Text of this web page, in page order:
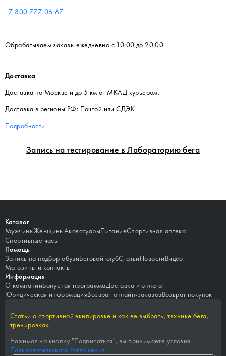
Запись на тестирование в Лабораторию бега
+7 800 777-06-67
Обрабатываем заказы ежедневно с 10:00 до 20:00.
Доставка
Доставка по Москве и до 5 км от МКАД курьером.
Доставка в регионы РФ: Почтой или СДЭК
Подробности
Каталог
МужчиныЖенщиныАксессуарыПитаниеСпортивная аптека
Спортивные часы
Помощь
Запись на подбор обувиБеговой клубСтатьиНовостиВидео
Магазины и контакты
Информация
О компанииБонусная программаДоставка и оплата
Юридическая информацияВозврат онлайн-заказовВозврат покупок
Статьи о спортивной экипировке и как ее выбрать, технике бега,
тренировках.
Нажимая на кнопку "Подписаться", вы принимаете условия
Пользовательского соглашения.